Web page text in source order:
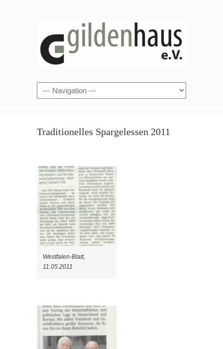
Traditionelles Spargelessen 2011
Westfalen-Blatt,
11.05.2011